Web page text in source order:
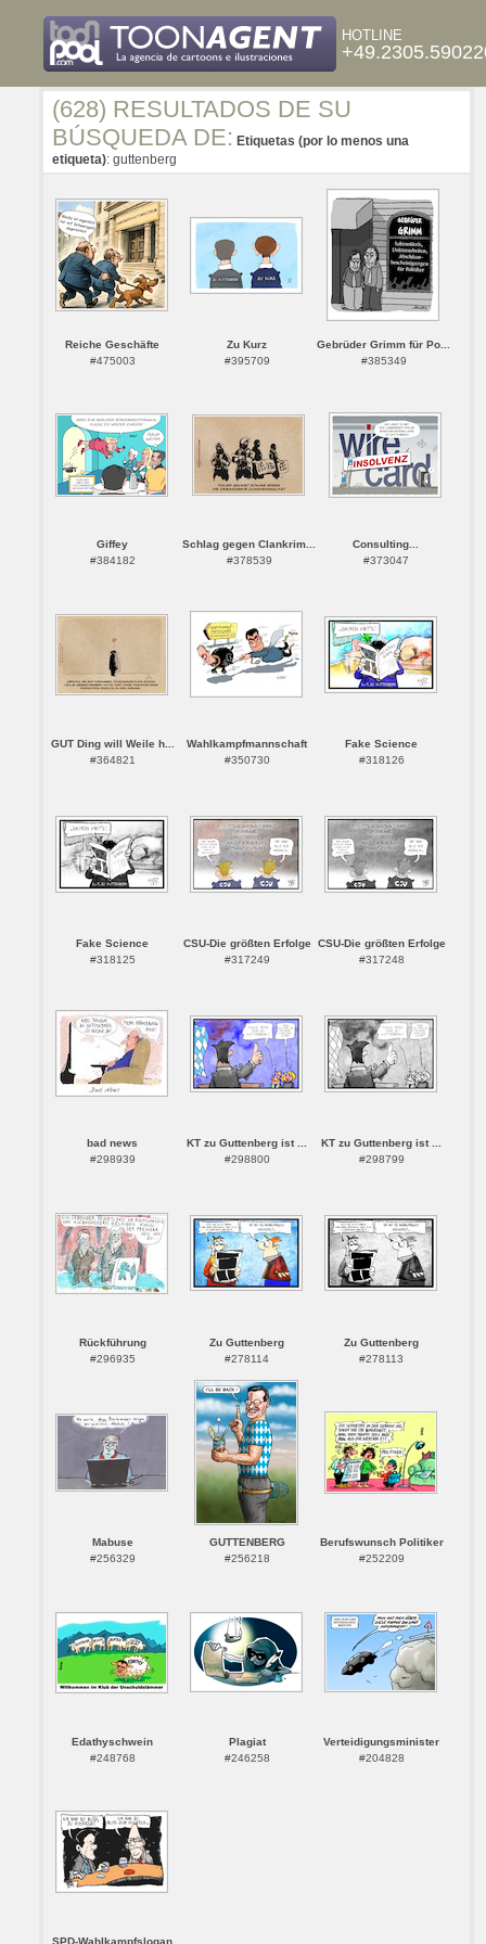
HOTLINE
(628) RESULTADOS DE SU
BÚSQUEDA DE: Etiquetas (por lo menos una
etiqueta): guttenberg
Reiche Geschäfte
#475003
Zu Kurz
#395709
Gebrüder Grimm für Po...
#385349
Giffey
#384182
Schlag gegen Clankrim...
#378539
Consulting...
#373047
GUT Ding will Weile h...
#364821
Wahlkampfmannschaft
#350730
Fake Science
#318126
Fake Science
#318125
CSU-Die größten Erfolge
#317249
CSU-Die größten Erfolge
#317248
bad news
#298939
KT zu Guttenberg ist ...
#298800
KT zu Guttenberg ist ...
#298799
Rückführung
#296935
Zu Guttenberg
#278114
Zu Guttenberg
#278113
Mabuse
#256329
GUTTENBERG
#256218
Berufswunsch Politiker
#252209
Edathyschwein
#248768
Plagiat
#246258
Verteidigungsminister
#204828
SPD-Wahlkampfslogan